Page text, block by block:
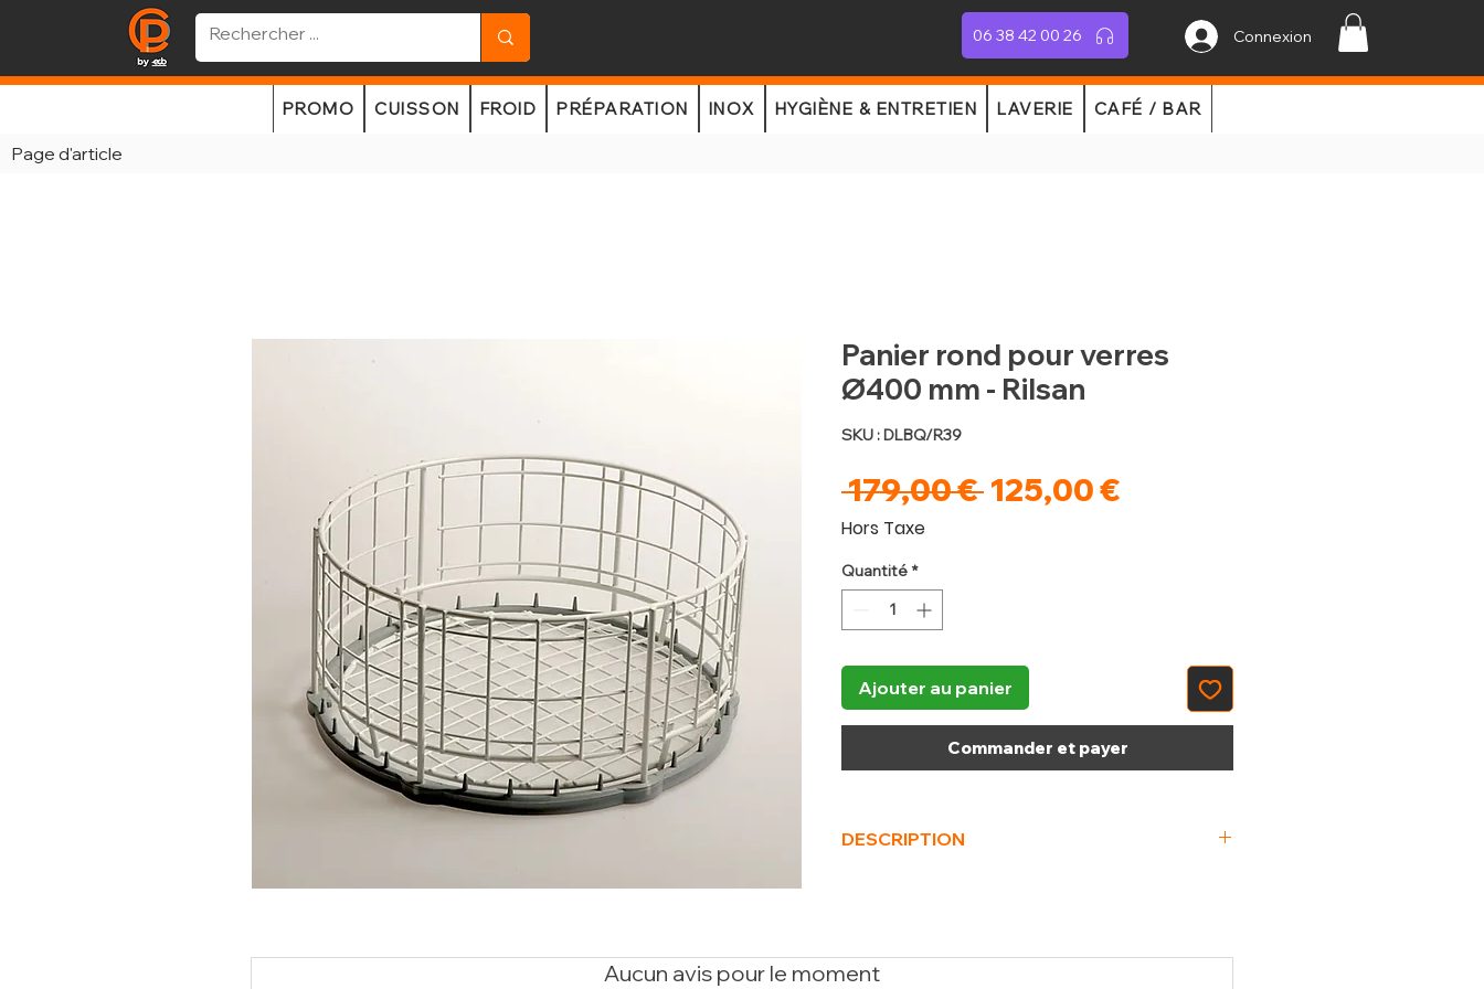
06 38 42 00 26 Connexion
PROMO CUISSON FROID PRÉPARATION INOX HYGIÈNE & ENTRETIEN LAVERIE CAFÉ / BAR
Page d'article
Panier rond pour verres
Ø400 mm - Rilsan
SKU : DLBQ/R39
179,00 € Prix
125,00 €
Hors Taxe
Quantité *
Ajouter au panier
Commander et payer
DESCRIPTION
Aucun avis pour le moment